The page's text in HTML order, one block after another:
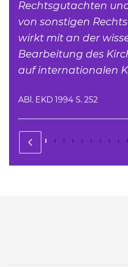
Rechtsgutachten
von sonstigen
wirkt mit an der
Bearbeitung des
auf internationalen
ABl. EKD 1994 S. 252